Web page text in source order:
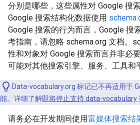
分别是哪些，这些属性对 Google 搜
Google 搜索结构化数据使用
Google 搜索的行为而言，Google 搜
考指南，请忽略 schema.org 文档。
性和对象对 Google 搜索而言并非必
可能对其他搜索引擎、服务、工具和
Data-vocabulary.org 标记已不再适用于
能。详细了解即将停止支持 data-vocabulary
请务必在开发期间使用富媒体搜索结